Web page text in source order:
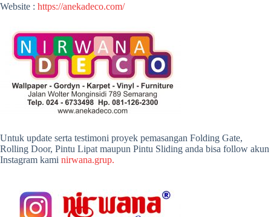
Website : https://anekadeco.com/
Untuk update serta testimoni proyek pemasangan Folding Gate,
Rolling Door, Pintu Lipat maupun Pintu Sliding anda bisa follow akun
Instagram kami nirwana.grup.